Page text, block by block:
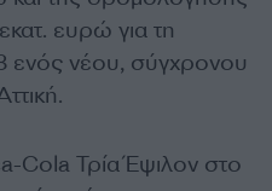
ευρώ για τη
ενός νέου, σύγχρονου
Cola Τρία Έψιλον στο